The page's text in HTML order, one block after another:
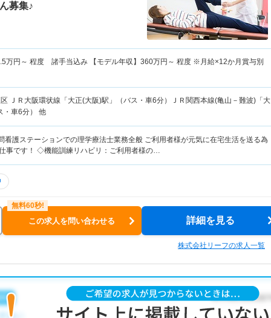
募集♪
万円～ 程度 諸手当込み 【モデル年収】 360万円～ 程度 ※月給×12か月賞与別
ＪＲ大阪環状線「大正(大阪)駅」（バス・車6分）ＪＲ関西本線(亀山－難波)「大
・車6分） 他
看護ステーションでの理学療法士業務全般 ご利用者様が元気に在宅生活を送る為
事です！ ◇機能訓練リハビリ：ご利用者様の…
この求人を問い合わせる 詳細を見る
株式会社リーフの求人一覧